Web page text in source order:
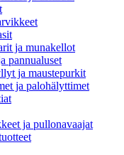
ja munakellot
pannualuset
ja maustepurkit
ja palohälyttimet
ja pullonavaajat